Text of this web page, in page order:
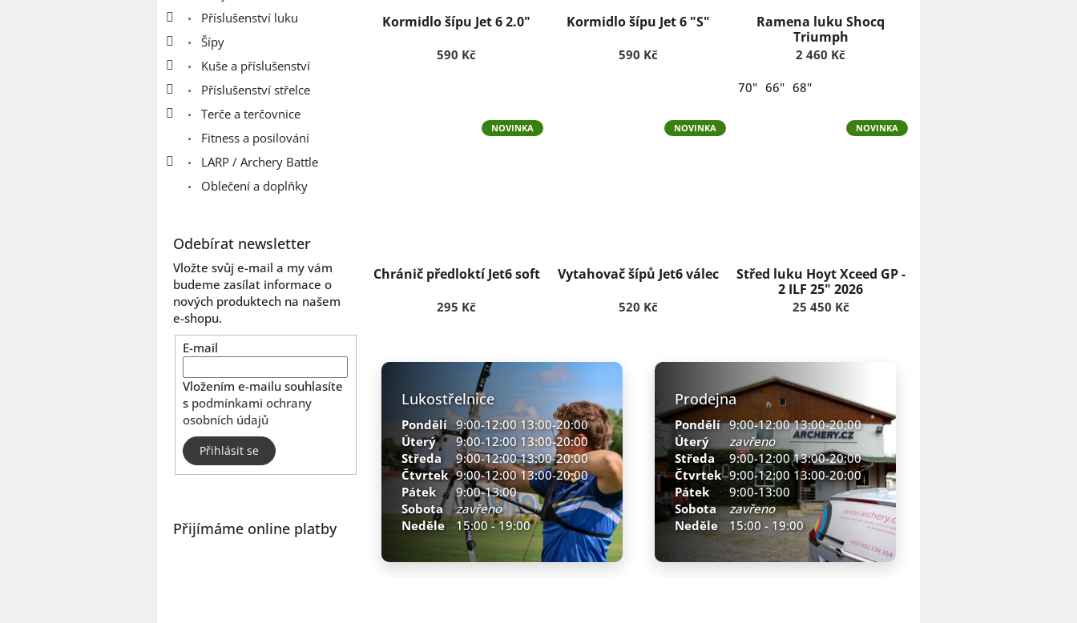
Příslušenství luku
Šípy
Kuše a příslušenství
Příslušenství střelce
Terče a terčovnice
Fitness a posilování
LARP / Archery Battle
Oblečení a doplňky
Odebírat newsletter
Vložte svůj e-mail a my vám
budeme zasílat informace o
nových produktech na našem
e-shopu.
E-mail
Vložením e-mailu souhlasíte
s podmínkami ochrany
osobních údajů
Přihlásit se
Přijímáme online platby
ů
Kormidlo šípu Jet 6 2.0"
590 Kč
Kormidlo šípu Jet 6 "S"
590 Kč
Ramena luku Shocq
Triumph
2 460 Kč
70" 66" 68"
NOVINKA
Chránič předloktí Jet6 soft
295 Kč
NOVINKA
Vytahovač šípů Jet6 válec
520 Kč
NOVINKA
Střed luku Hoyt Xceed GP -
2 ILF 25" 2026
25 450 Kč
Lukostřelnice
Pondělí 9:00-12:00 13:00-20:00
Úterý
9:00-12:00 13:00-20:00
Středa
9:00-12:00 13:00-20:00
Čtvrtek 9:00-12:00 13:00-20:00
Pátek
9:00-13:00
Sobota
zavřeno
Neděle
15:00 - 19:00
Prodejna
Pondělí 9:00-12:00 13:00-20:00
Úterý
zavřeno
Středa
9:00-12:00 13:00-20:00
Čtvrtek 9:00-12:00 13:00-20:00
Pátek
9:00-13:00
Sobota
zavřeno
Neděle
15:00 - 19:00